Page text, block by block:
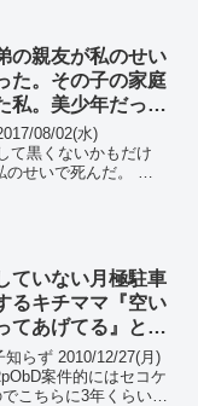
の親友が私のせい
た。その子の家庭
私。美少年だった
愛がったら…
08/02(水)
て黒くないかもだけ
せいで死んだ。 家
ていない月極駐車
るキチママ『空い
てあげてる』と全
が、事件が…
らず 2010/12/27(月)
案件的にはセコケ
こちらに3年くらい前